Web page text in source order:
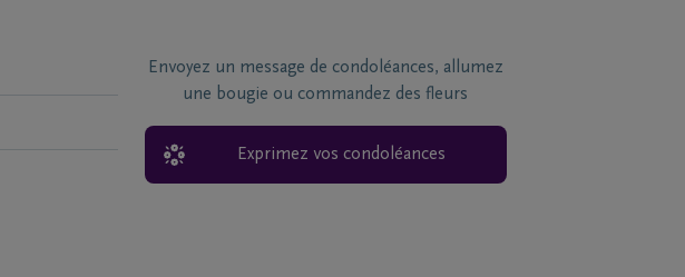
Envoyez un message de condoléances, allumez
une bougie ou commandez des fleurs
Exprimez vos condoléances